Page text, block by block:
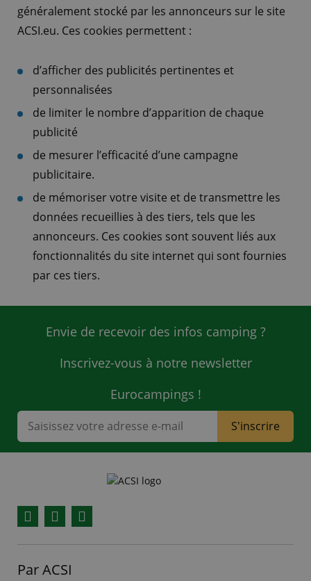
généralement stocké par les annonceurs sur le site
ACSI.eu. Ces cookies permettent :
d’afficher des publicités pertinentes et
personnalisées
de limiter le nombre d’apparition de chaque
publicité
de mesurer l’efficacité d’une campagne
publicitaire.
de mémoriser votre visite et de transmettre les
données recueillies à des tiers, tels que les
annonceurs. Ces cookies sont souvent liés aux
fonctionnalités du site internet qui sont fournies
par ces tiers.
Envie de recevoir des infos camping ?
Inscrivez-vous à notre newsletter
Eurocampings !
S'inscrire
Par ACSI